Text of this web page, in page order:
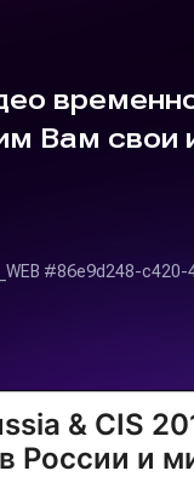
& CIS
России и